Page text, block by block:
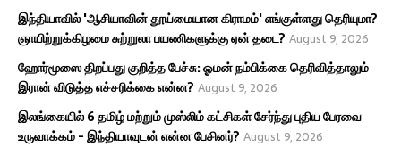
இந்தியாவில் 'ஆசியாவின் தூய்மையான கிராமம்' எங்குள்ளது தெரியுமா?
ஞாயிற்றுக்கிழமை சுற்றுலா பயணிகளுக்கு ஏன் தடை? August 9, 2026
ஹோர்மூஸை திறப்பது குறித்த பேச்சு: ஓமன் நம்பிக்கை தெரிவித்தாலும்
இரான் விடுத்த எச்சரிக்கை என்ன? August 9, 2026
இலங்கையில் 6 தமிழ் மற்றும் முஸ்லிம் கட்சிகள் சேர்ந்து புதிய பேரவை
உருவாக்கம் - இந்தியாவுடன் என்ன பேசினர்? August 9, 2026